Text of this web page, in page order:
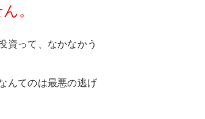
。
資って、なかなかう
んてのは最悪の逃げ